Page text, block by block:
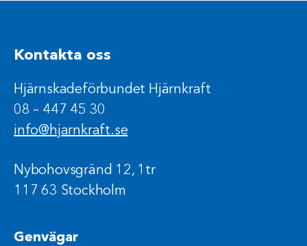
Kontakta oss
Hjärnskadeförbundet Hjärnkraft
08 – 447 45 30
info@hjarnkraft.se
Nybohovsgränd 12, 1tr
117 63 Stockholm
Genvägar